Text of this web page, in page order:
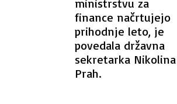
ministrstvu za
finance načrtujejo
prihodnje leto, je
povedala državna
sekretarka Nikolina
Prah.